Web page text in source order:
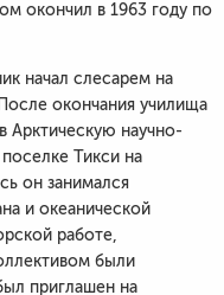
окончил в 1963 году по
начал слесарем на
окончания училища
Арктическую научно-
Тикси на
он занимался
и океанической
работе,
были
приглашен на